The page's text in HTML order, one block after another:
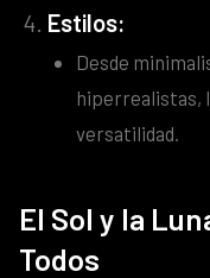
Estilos:
Desde
hiperrealistas,
versatilidad.
El Sol y la
Todos